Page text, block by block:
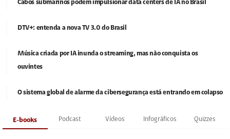
Cabos submarinos podem impulsionar data centers de IA no Brasil
DTV+: entenda a nova TV 3.0 do Brasil
Música criada por IA inunda o streaming, mas não conquista os
ouvintes
O sistema global de alarme da cibersegurança está entrando em colapso
E-books Podcast Vídeos Infográficos Quizzes